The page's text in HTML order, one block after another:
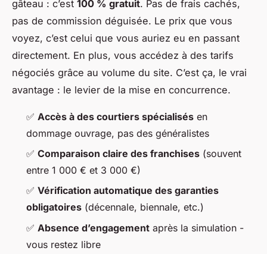
gâteau : c’est 100 % gratuit. Pas de frais cachés,
pas de commission déguisée. Le prix que vous
voyez, c’est celui que vous auriez eu en passant
directement. En plus, vous accédez à des tarifs
négociés grâce au volume du site. C’est ça, le vrai
avantage : le levier de la mise en concurrence.
✅ Accès à des courtiers spécialisés en
dommage ouvrage, pas des généralistes
✅ Comparaison claire des franchises (souvent
entre 1 000 € et 3 000 €)
✅ Vérification automatique des garanties
obligatoires (décennale, biennale, etc.)
✅ Absence d’engagement après la simulation -
vous restez libre